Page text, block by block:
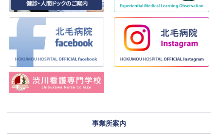
事業所案内